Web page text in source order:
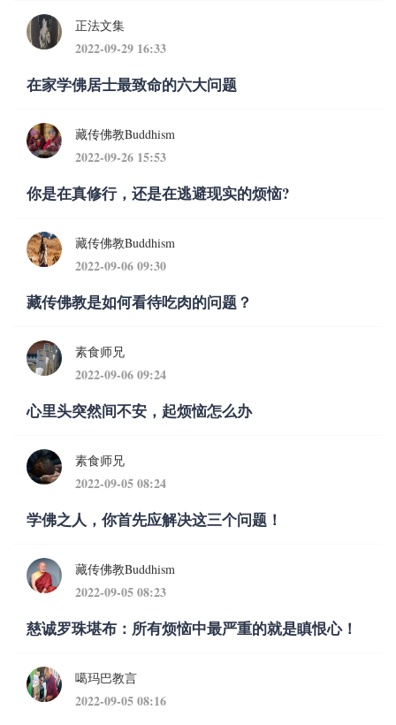
正法文集
2022-09-29 16:33
在家学佛居士最致命的六大问题
藏传佛教Buddhism
2022-09-26 15:53
你是在真修行，还是在逃避现实的烦恼?
藏传佛教Buddhism
2022-09-06 09:30
藏传佛教是如何看待吃肉的问题？
素食师兄
2022-09-06 09:24
心里头突然间不安，起烦恼怎么办
素食师兄
2022-09-05 08:24
学佛之人，你首先应解决这三个问题！
藏传佛教Buddhism
2022-09-05 08:23
慈诚罗珠堪布：所有烦恼中最严重的就是瞋恨心！
噶玛巴教言
2022-09-05 08:16